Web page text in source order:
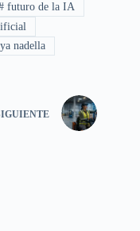
futuro de la IA
nadella